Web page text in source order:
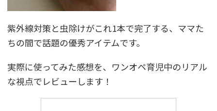
紫外線対策と虫除けがこれ1本で完了する、ママた
ちの間で話題の優秀アイテムです。
実際に使ってみた感想を、ワンオペ育児中のリアル
な視点でレビューします！